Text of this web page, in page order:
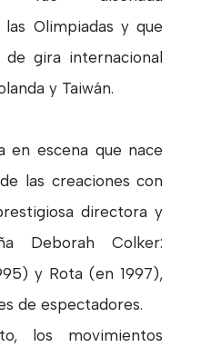
Olimpiadas y que
gira internacional
y Taiwán.
en escena que nace
las creaciones con
directora y
Deborah Colker:
y Rota (en 1997),
de espectadores.
los movimientos